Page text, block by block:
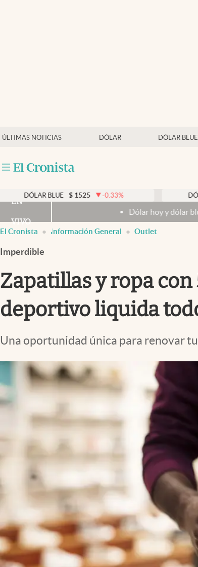
ÚLTIMAS NOTICIAS DÓLAR DÓLAR BLUE
Mercados Online
Otras secciones
Infotechnology
Clase
Clima
Mundial 2026
Eventos Corporativos
abre en nueva pestaña
BLUE $ 1525 -0.33% DÓLAR
EN
VIVO
Dólar hoy y dólar blue hoy: cuál
El Cronista Información General Outlet
Imperdible
Zapatillas y ropa
deportivo liquida
Una oportunidad única para renovar